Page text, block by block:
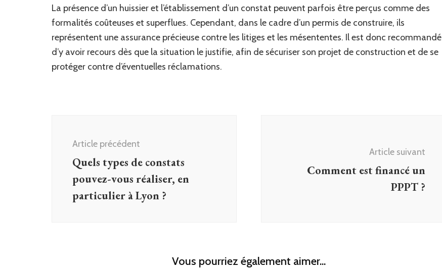
La présence d’un huissier et l’établissement d’un constat peuvent parfois être perçus comme des
formalités coûteuses et superflues. Cependant, dans le cadre d’un permis de construire, ils
représentent une assurance précieuse contre les litiges et les mésententes. Il est donc recommandé
d’y avoir recours dès que la situation le justifie, afin de sécuriser son projet de construction et de se
protéger contre d’éventuelles réclamations.
d'article
Article précédent
Quels types de constats
pouvez-vous réaliser, en
particulier à Lyon ?
Article suivant
Comment est financé un
PPPT ?
Vous pourriez également aimer...